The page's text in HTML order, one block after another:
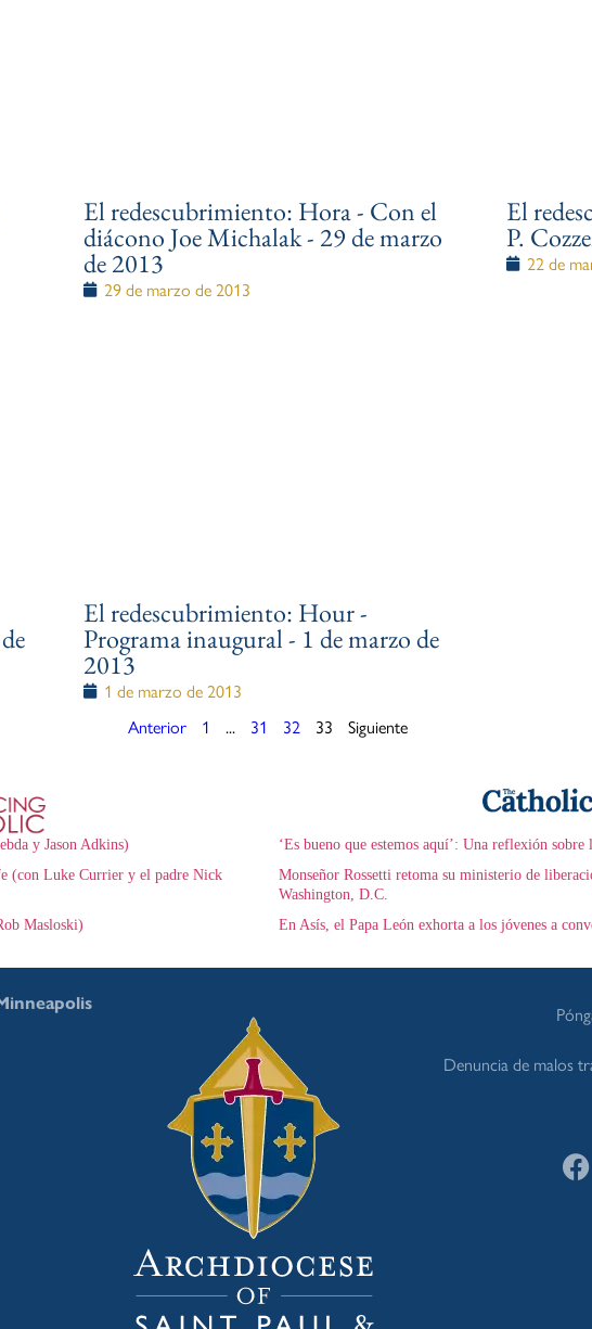
El redescubrimiento: Hora - Con el
diácono Joe Michalak - 29 de marzo
de 2013
29 de marzo de 2013
El
P.
22 de
El redescubrimiento: Hour -
Programa inaugural - 1 de marzo de
2013
1 de marzo de 2013
Anterior
1 ... 31 32 33 Siguiente
y Jason Adkins)
(con Luke Currier y el padre Nick
Masloski)
‘Es bueno que estemos aquí’: Una reflexión sobre
Monseñor Rossetti retoma su ministerio de
Washington, D.C.
En Asís, el Papa León exhorta a los jóvenes a
Denuncia de malos